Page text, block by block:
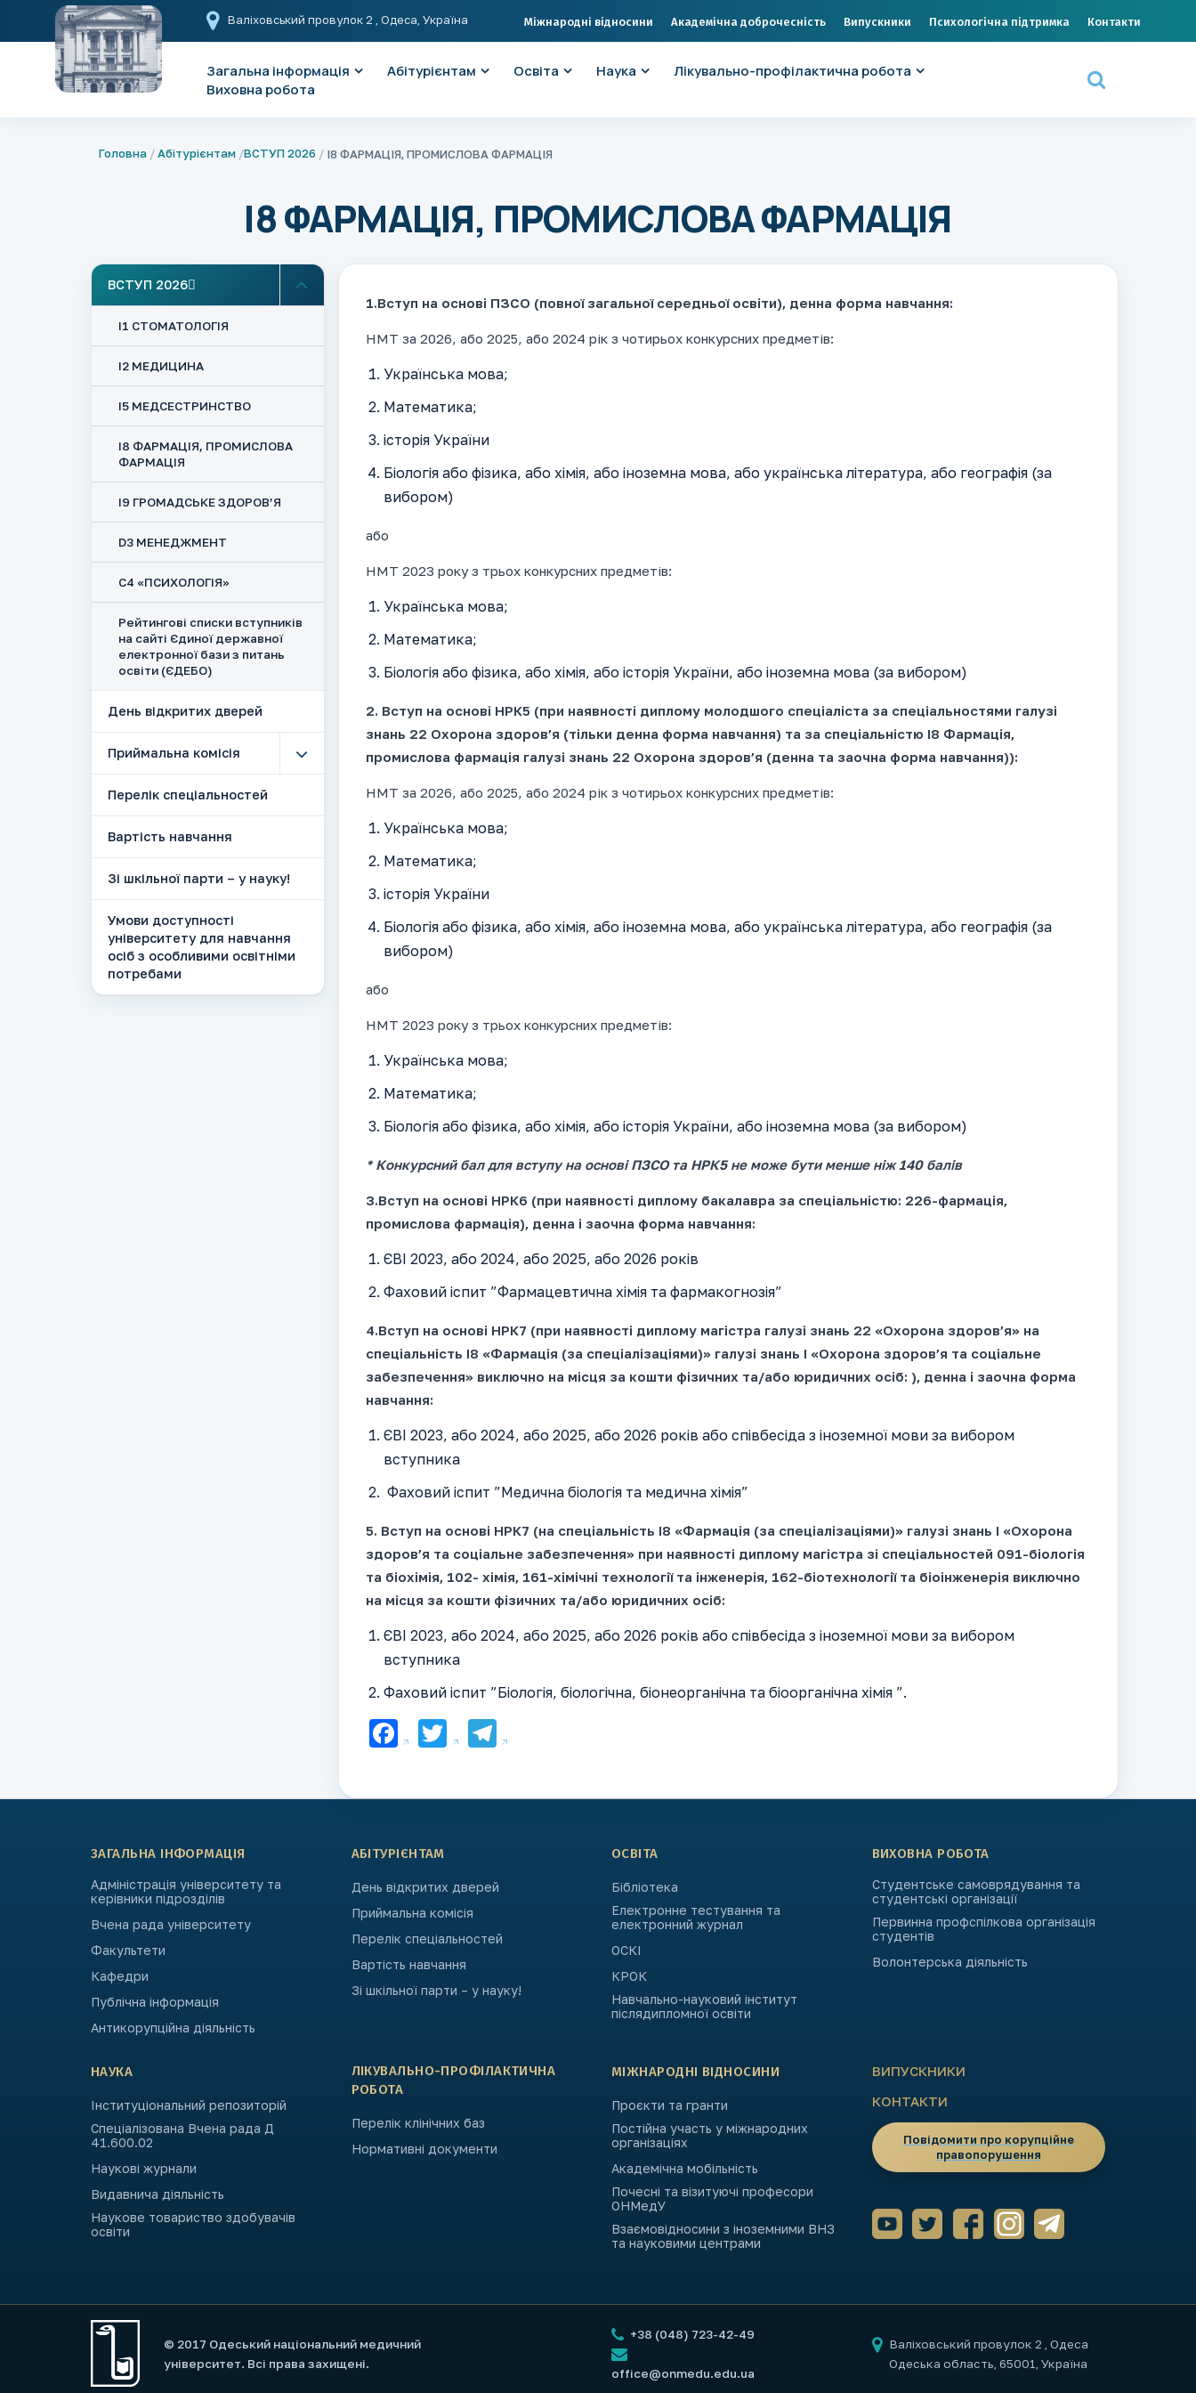
Валіховський провулок 2 , Одеса, Україна Міжнародні відносини Академічна доброчесність Випускники Психологічна підтримка Контакти
Загальна інформація Абітурієнтам Освіта Наука
Лікувально-профілактична робота
Виховна робота
Головна Абітурієнтам ВСТУП 2026 І8 ФАРМАЦІЯ, ПРОМИСЛОВА ФАРМАЦІЯ
І8 ФАРМАЦІЯ, ПРОМИСЛОВА ФАРМАЦІЯ
ВСТУП 2026
І1 СТОМАТОЛОГІЯ
І2 МЕДИЦИНА
І5 МЕДСЕСТРИНСТВО
І8 ФАРМАЦІЯ, ПРОМИСЛОВА
ФАРМАЦІЯ
І9 ГРОМАДСЬКЕ ЗДОРОВ’Я
D3 МЕНЕДЖМЕНТ
С4 «ПСИХОЛОГІЯ»
Рейтингові списки вступників
на сайті Єдиної державної
електронної бази з питань
освіти (ЄДЕБО)
День відкритих дверей
Приймальна комісія
Перелік спеціальностей
Вартість навчання
Зі шкільної парти – у науку!
Умови доступності
університету для навчання
осіб з особливими освітніми
потребами
1.Вступ на основі ПЗСО (повної загальної середньої освіти), денна форма навчання:
НМТ за 2026, або 2025, або 2024 рік з чотирьох конкурсних предметів:
Українська мова;
Математика;
історія України
Біологія або фізика, або хімія, або іноземна мова, або українська література, або географія (за
вибором)
або
НМТ 2023 року з трьох конкурсних предметів:
Українська мова;
Математика;
Біологія або фізика, або хімія, або історія України, або іноземна мова (за вибором)
2. Вступ на основі НРК5 (при наявності диплому молодшого спеціаліста за спеціальностями галузі
знань 22 Охорона здоров’я (тільки денна форма навчання) та за спеціальністю І8 Фармація,
промислова фармація галузі знань 22 Охорона здоров’я (денна та заочна форма навчання)):
НМТ за 2026, або 2025, або 2024 рік з чотирьох конкурсних предметів:
Українська мова;
Математика;
історія України
Біологія або фізика, або хімія, або іноземна мова, або українська література, або географія (за
вибором)
або
НМТ 2023 року з трьох конкурсних предметів:
Українська мова;
Математика;
Біологія або фізика, або хімія, або історія України, або іноземна мова (за вибором)
* Конкурсний бал для вступу на основі ПЗСО та НРК5 не може бути менше ніж 140 балів
3.Вступ на основі НРК6 (при наявності диплому бакалавра за спеціальністю: 226-фармація,
промислова фармація), денна і заочна форма навчання:
ЄВІ 2023, або 2024, або 2025, або 2026 років
Фаховий іспит ”Фармацевтична хімія та фармакогнозія”
4.Вступ на основі НРК7 (при наявності диплому магістра галузі знань 22 «Охорона здоров’я» на
спеціальність І8 «Фармація (за спеціалізаціями)» галузі знань І «Охорона здоров’я та соціальне
забезпечення» виключно на місця за кошти фізичних та/або юридичних осіб: ), денна і заочна форма
навчання:
ЄВІ 2023, або 2024, або 2025, або 2026 років або співбесіда з іноземної мови за вибором
вступника
Фаховий іспит ”Медична біологія та медична хімія”
5. Вступ на основі НРК7 (на спеціальність І8 «Фармація (за спеціалізаціями)» галузі знань І «Охорона
здоров’я та соціальне забезпечення» при наявності диплому магістра зі спеціальностей 091-біологія
та біохімія, 102- хімія, 161-хімічні технології та інженерія, 162-біотехнології та біоінженерія виключно
на місця за кошти фізичних та/або юридичних осіб:
ЄВІ 2023, або 2024, або 2025, або 2026 років або співбесіда з іноземної мови за вибором
вступника
Фаховий іспит ”Біологія, біологічна, біонеорганічна та біоорганічна хімія ”.
Facebook
TwitterTelegram
ЗАГАЛЬНА ІНФОРМАЦІЯ
Адміністрація університету та
керівники підрозділів
Вчена рада університету
Факультети
Кафедри
Публічна інформація
Антикорупційна діяльність
АБІТУРІЄНТАМ
День відкритих дверей
Приймальна комісія
Перелік спеціальностей
Вартість навчання
Зі шкільної парти – у науку!
ОСВІТА
Бібліотека
Електронне тестування та
електронний журнал
ОСКІ
КРОК
Навчально-науковий інститут
післядипломної освіти
ВИХОВНА РОБОТА
Студентське самоврядування та
студентські організації
Первинна профспілкова організація
студентів
Волонтерська діяльність
НАУКА
Інституціональний репозиторій
Спеціалізована Вчена рада Д
41.600.02
Наукові журнали
Видавнича діяльність
Наукове товариство здобувачів
освіти
ЛІКУВАЛЬНО-ПРОФІЛАКТИЧНА
РОБОТА
Перелік клінічних баз
Нормативні документи
МІЖНАРОДНІ ВІДНОСИНИ
Проєкти та гранти
Постійна участь у міжнародних
організаціях
Академічна мобільність
Почесні та візитуючі професори
ОНМедУ
Взаємовідносини з іноземними ВНЗ
та науковими центрами
ВИПУСКНИКИ
КОНТАКТИ
Повідомити про корупційне
правопорушення
© 2017 Одеський національний медичний
університет. Всі права захищені.
+38 (048) 723-42-49
office@onmedu.edu.ua
Валіховський провулок 2
, Одеса
Одеська область, 65001, Україна